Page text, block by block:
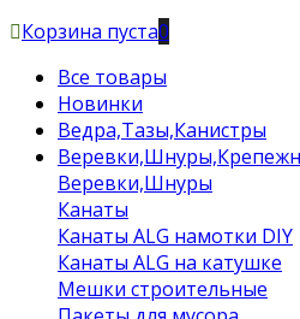
Корзина пуста0
Все товары
Новинки
Ведра,Тазы,Канистры
Веревки,Шнуры
Канаты
Канаты ALG намотки DIY
Канаты ALG на катушке
Мешки строительные